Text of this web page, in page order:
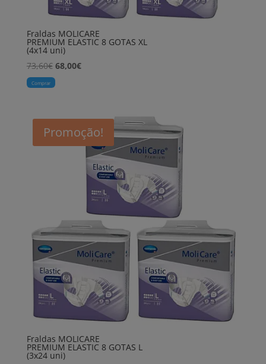
Fraldas MOLICARE
PREMIUM ELASTIC 8 GOTAS XL
(4x14 uni)
73,60€ O
preço
73,60€.
68,00€O
68,00€.
Comprar
Promoção!
Fraldas MOLICARE
PREMIUM ELASTIC 8 GOTAS L
(3x24 uni)